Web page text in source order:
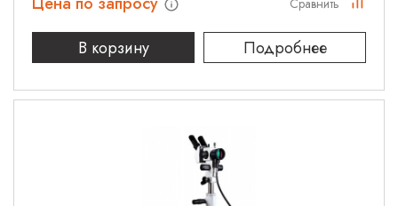
В корзину
Подробнее
Сравнить